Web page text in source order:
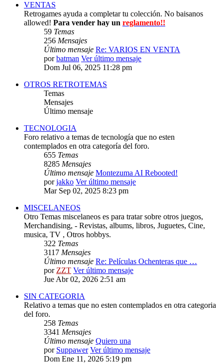
VENTAS
Retrogames ayuda a completar tu colección. No baisanos
allowed! Para vender hay un reglamento!!
59 Temas
256 Mensajes
Último mensaje Re: VARIOS EN VENTA
porbatman Ver último mensaje
Dom Jul 06, 2025 11:28 pm
OTROS RETROTEMAS
Temas
Mensajes
Último mensaje
TECNOLOGIA
Foro relativo a temas de tecnología que no esten
contemplados en otra categoría del foro.
655 Temas
8285 Mensajes
Último mensaje Montezuma AI Rebooted!
porjakko Ver último mensaje
Mar Sep 02, 2025 8:23 pm
MISCELANEOS
Otro Temas miscelaneos es para tratar sobre otros juegos,
Merchandising, - Revistas, albums, libros, Juguetes, Cine,
musica, TV , Otros hobbys.
322 Temas
3117 Mensajes
Último mensaje Re: Películas Ochenteras que …
porZZT Ver último mensaje
Jue Abr 02, 2026 2:51 am
SIN CATEGORIA
Relativo a temas que no esten contemplados en otra categoria
del foro.
258 Temas
3341 Mensajes
Último mensaje Quiero una
por Suppawer Ver último mensaje
Dom Ene 11, 2026 5:19 pm